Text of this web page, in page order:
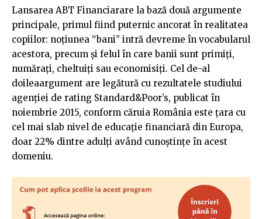
Lansarea ABT Financiarare la bază două argumente
principale, primul fiind puternic ancorat în realitatea
copiilor: noțiunea “bani” intră devreme în vocabularul
acestora, precum şi felul în care banii sunt primiți,
numărați, cheltuiți sau economisiți. Cel de-al
doileaargument are legătură cu rezultatele studiului
agenției de rating Standard&Poor’s, publicat în
noiembrie 2015, conform căruia România este țara cu
cel mai slab nivel de educație financiară din Europa,
doar 22% dintre adulți având cunoştințe în acest
domeniu.